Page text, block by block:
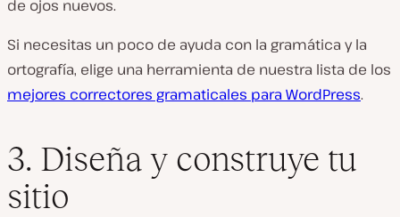
de ojos nuevos.
Si necesitas un poco de ayuda con la gramática y la
ortografía, elige una herramienta de nuestra lista de los
mejores correctores gramaticales para WordPress.
3. Diseña y construye tu
sitio